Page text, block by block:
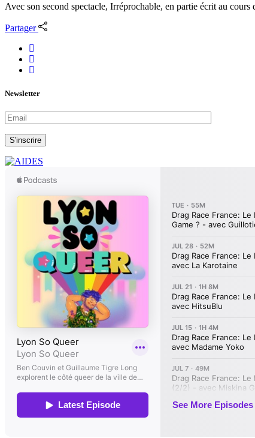
Avec son second spectacle, Irréprochable, en partie écrit au
Partager
Newsletter
S'inscrire